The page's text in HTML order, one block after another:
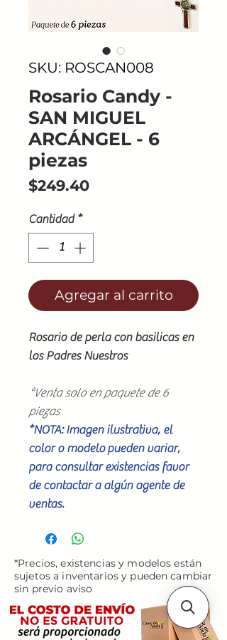
SKU: ROSCAN008
Rosario Candy -
SAN MIGUEL
ARCÁNGEL - 6
piezas
$249.40Precio
Cantidad *
Agregar al carrito
Rosario de perla con basilicas en
los Padres Nuestros
*Venta solo en paquete de 6
piezas
*NOTA: Imagen ilustrativa, el
color o modelo pueden variar,
para consultar existencias favor
de contactar a algún agente de
ventas.
*Precios, existencias y modelos están
sujetos a inventarios y pueden cambiar
sin previo aviso